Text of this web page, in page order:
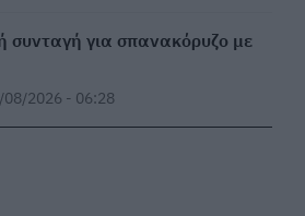
9 νέα κρούσματα στην
είναι στο «κόκκινο»
06/08/2026 - 10:37
συνταγή για σπανακόρυζο με
08/2026 - 06:28